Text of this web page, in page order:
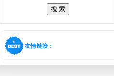
友情链接：